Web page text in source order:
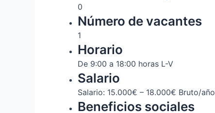
0
Número de vacantes
1
Horario
De 9:00 a 18:00 horas L-V
Salario
Salario: 15.000€ – 18.000€ Bruto/año
Beneficios sociales